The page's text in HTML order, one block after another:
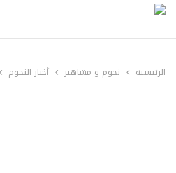
الرئيسية نجوم و مشاهير أخبار النجوم